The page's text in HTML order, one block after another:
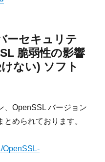
ーセキュリテ
脆弱性の影響
ない) ソフト
、OpenSSL バージョン
められております。
OpenSSL-